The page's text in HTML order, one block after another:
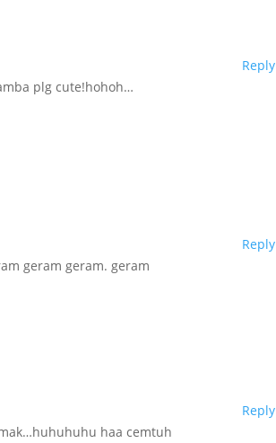
plg cute!hohoh…
Reply
geram geram. geram
Reply
haa cemtuh
Reply